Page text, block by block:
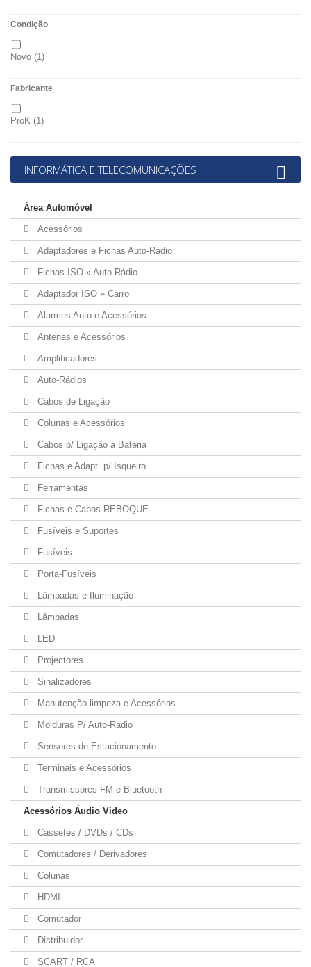
Bolsas, Malas, Mochilas
Cartões de Memória(27)
Conversores / Extensores
Discos e Acessórios(34)
Fontes de Alimentação PC(4)
GAMING(29)
HUBs - Switch's(38)
Multimedia(8)
Pen's Drives USB(37)
Redes e Wi-Fi(62)
Telefones / Intercomunicadores(30)
Vídeo e Fotografia(16)
UPS (11)
Condição
Novo (1)
Fabricante
ProK (1)
INFORMÁTICA E TELECOMUNICAÇÕES
Área Automóvel
Acessórios
Adaptadores e Fichas Auto-Rádio
Fichas ISO » Auto-Rádio
Adaptador ISO » Carro
Alarmes Auto e Acessórios
Antenas e Acessórios
Amplificadores
Auto-Rádios
Cabos de Ligação
Colunas e Acessórios
Cabos p/ Ligação a Bateria
Fichas e Adapt. p/ Isqueiro
Ferramentas
Fichas e Cabos REBOQUE
Fusíveis e Suportes
Fusíveis
Porta-Fusíveis
Lâmpadas e Iluminação
Lâmpadas
LED
Projectores
Sinalizadores
Manutenção limpeza e Acessórios
Molduras P/ Auto-Radio
Sensores de Estacionamento
Terminais e Acessórios
Transmissores FM e Bluetooth
Acessórios Áudio Video
Cassetes / DVDs / CDs
Comutadores / Derivadores
Colunas
HDMI
Comutador
Distribuidor
SCART / RCA